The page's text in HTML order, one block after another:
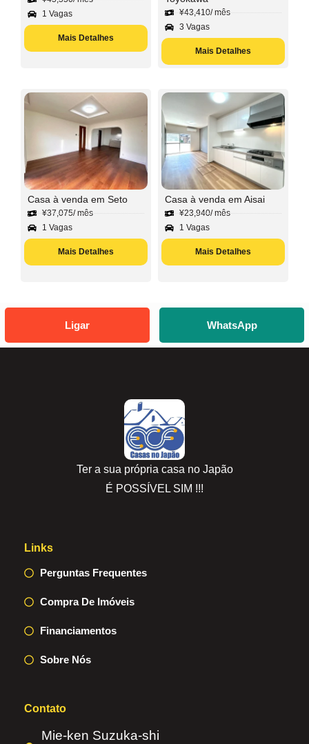
1 Vagas
Mais Detalhes
¥43,410/ mês
3 Vagas
Mais Detalhes
Casa à venda em Seto
¥37,075/ mês
1 Vagas
Mais Detalhes
Casa à venda em Aisai
¥23,940/ mês
1 Vagas
Mais Detalhes
Ligar WhatsApp
Ter a sua própria casa no Japão
É POSSÍVEL SIM !!!
Links
Perguntas Frequentes
Compra De Imóveis
Financiamentos
Sobre Nós
Contato
Mie-ken Suzuka-shi